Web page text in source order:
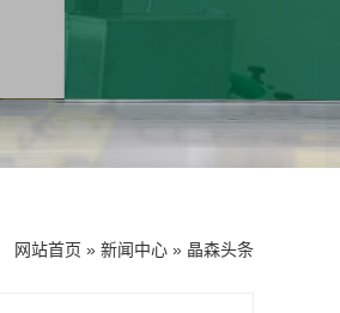
网站首页 » 新闻中心 » 晶森头条